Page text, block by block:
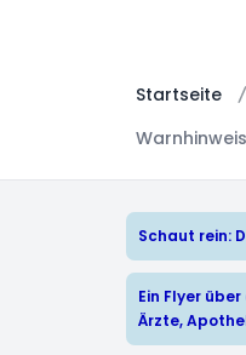
Startseite
Schaut rein:
Ein Flyer
Ärzte,